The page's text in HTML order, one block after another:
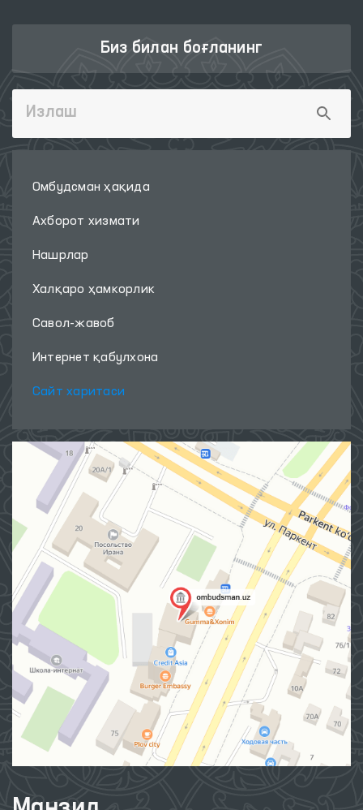
Биз билан боғланинг
Омбудсман ҳақида
Ахборот хизмати
Нашрлар
Халқаро ҳамкорлик
Савол-жавоб
Интернет қабулхона
Сайт харитаси